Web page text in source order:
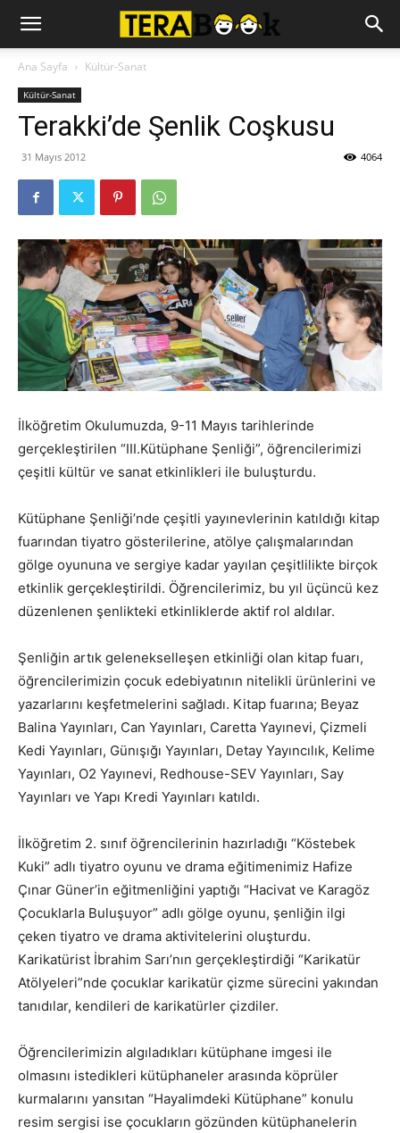
Ana Sayfa Kültür-Sanat
Kültür-Sanat
Terakki’de Şenlik Coşkusu
31 Mayıs 2012 4064
İlköğretim Okulumuzda, 9-11 Mayıs tarihlerinde
gerçekleştirilen “III.Kütüphane Şenliği”, öğrencilerimizi
çeşitli kültür ve sanat etkinlikleri ile buluşturdu.
Kütüphane Şenliği’nde çeşitli yayınevlerinin katıldığı kitap
fuarından tiyatro gösterilerine, atölye çalışmalarından
gölge oyununa ve sergiye kadar yayılan çeşitlilikte birçok
etkinlik gerçekleştirildi. Öğrencilerimiz, bu yıl üçüncü kez
düzenlenen şenlikteki etkinliklerde aktif rol aldılar.
Şenliğin artık gelenekselleşen etkinliği olan kitap fuarı,
öğrencilerimizin çocuk edebiyatının nitelikli ürünlerini ve
yazarlarını keşfetmelerini sağladı. Kitap fuarına; Beyaz
Balina Yayınları, Can Yayınları, Caretta Yayınevi, Çizmeli
Kedi Yayınları, Günışığı Yayınları, Detay Yayıncılık, Kelime
Yayınları, O2 Yayınevi, Redhouse-SEV Yayınları, Say
Yayınları ve Yapı Kredi Yayınları katıldı.
İlköğretim 2. sınıf öğrencilerinin hazırladığı “Köstebek
Kuki” adlı tiyatro oyunu ve drama eğitimenimiz Hafize
Çınar Güner’in eğitmenliğini yaptığı “Hacivat ve Karagöz
Çocuklarla Buluşuyor” adlı gölge oyunu, şenliğin ilgi
çeken tiyatro ve drama aktivitelerini oluşturdu.
Karikatürist İbrahim Sarı’nın gerçekleştirdiği “Karikatür
Atölyeleri”nde çocuklar karikatür çizme sürecini yakından
tanıdılar, kendileri de karikatürler çizdiler.
Öğrencilerimizin algıladıkları kütüphane imgesi ile
olmasını istedikleri kütüphaneler arasında köprüler
kurmalarını yansıtan “Hayalimdeki Kütüphane” konulu
resim sergisi ise çocukların gözünden kütüphanelerin